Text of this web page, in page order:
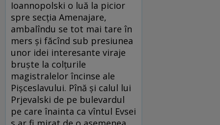
Ioannopolski o luă la picior
spre secţia Amenajare,
ambalîndu se tot mai tare în
mers şi făcînd sub presiunea
unor idei interesante viraje
bruşte la colţurile
magistralelor încinse ale
Pişceslavului. Pînă şi calul lui
Prjevalski de pe bulevardul
pe care înainta ca vîntul Evsei